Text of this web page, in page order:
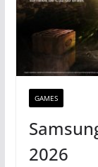
GAMES
2026